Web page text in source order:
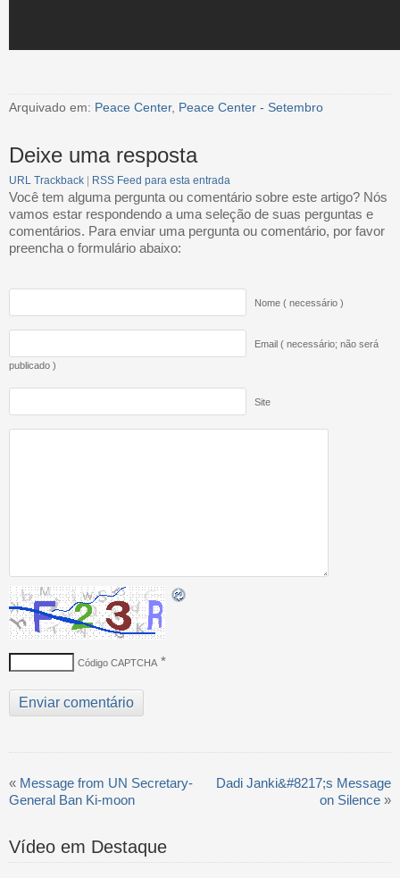
Arquivado em: Peace Center, Peace Center - Setembro
Deixe uma resposta
URL Trackback RSS Feed para esta entrada
Você tem alguma pergunta ou comentário sobre este artigo? Nós
vamos estar respondendo a uma seleção de suas perguntas e
comentários. Para enviar uma pergunta ou comentário, por favor
preencha o formulário abaixo:
Nome ( necessário )
Email ( necessário; não será
publicado )
Site
Código CAPTCHA *
« Message from UN Secretary-
General Ban Ki-moon
Dadi Janki&#8217;s Message
on Silence »
Vídeo em Destaque